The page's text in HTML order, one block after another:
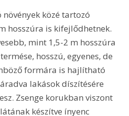
növények közé tartozó
hosszúra is kifejlődhetnek.
mint 1,5-2 m hosszúra
hosszú, egyenes, de
formára is hajlítható
lakások díszítésére
Zsenge korukban viszont
készítve ínyenc